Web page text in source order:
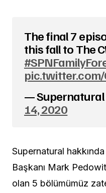
The final 7
this fall to The
pic.twitter.com/
— Supernatural
14, 2020
Supernatural
Başkanı Mark
olan 5 bölümümüz